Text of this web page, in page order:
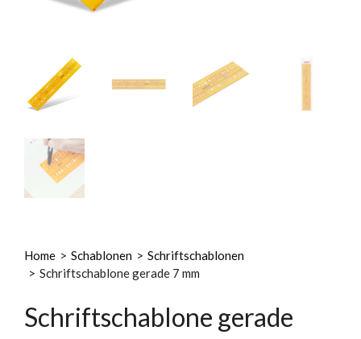
Home > Schablonen > Schriftschablonen
> Schriftschablone gerade 7 mm
Schriftschablone gerade